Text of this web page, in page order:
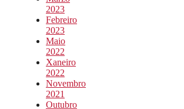
2023
Febreiro
2023
Maio
2022
Xaneiro
2022
Novembro
2021
Outubro